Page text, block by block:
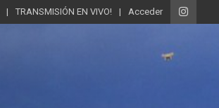
TRANSMISIÓN EN VIVO! Acceder